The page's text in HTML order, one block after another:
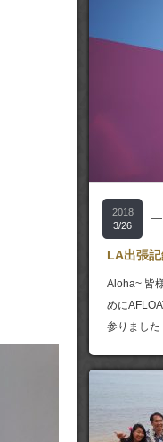
2018
3/26
―
LA出張
Aloha~ 皆
めに
参りまし